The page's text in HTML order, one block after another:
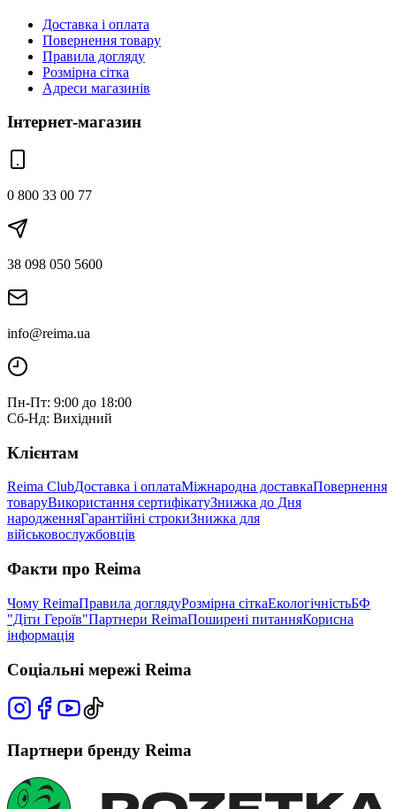
Доставка і оплата
Повернення товару
Правила догляду
Розмірна сітка
Адреси магазинів
Інтернет-магазин
0 800 33 00 77
38 098 050 5600
info@reima.ua
Пн-Пт: 9:00 до 18:00
Сб-Нд: Вихідний
Клієнтам
Reima ClubДоставка і оплатаМіжнародна доставкаПовернення
товаруВикористання сертифікатуЗнижка до Дня
народженняГарантійні строкиЗнижка для
військовослужбовців
Факти про Reima
Чому ReimaПравила доглядуРозмірна сіткаЕкологічністьБФ
"Діти Героїв"Партнери ReimaПоширені питанняКорисна
інформація
Соціальні мережі Reima
Партнери бренду Reima